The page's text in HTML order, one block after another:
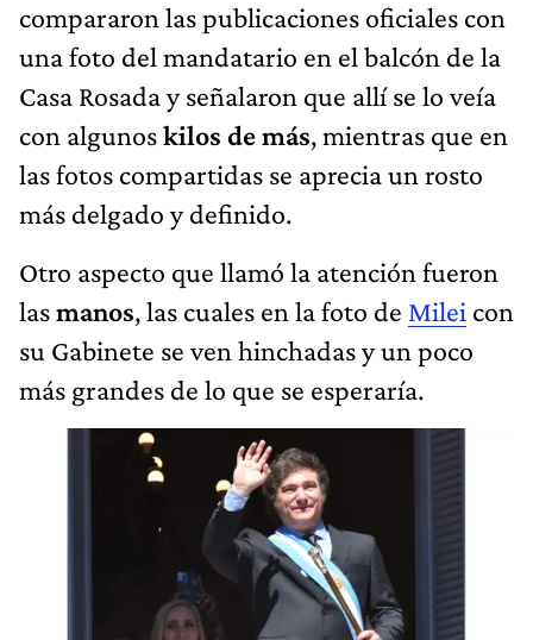
compararon las publicaciones oficiales con
una foto del mandatario en el balcón de la
Casa Rosada y señalaron que allí se lo veía
con algunoskilos de más, mientras que en
las fotos compartidas se aprecia un rosto
más delgado y definido.
Otro aspecto que llamó la atención fueron
lasmanos, las cuales en la foto de Milei con
su Gabinete se ven hinchadas y un poco
más grandes de lo que se esperaría.